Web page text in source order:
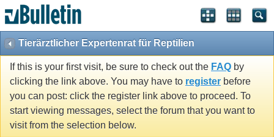
Tierärztlicher Expertenrat für Reptilien
If this is your first visit, be sure to check out the FAQ by
clicking the link above. You may have to register before
you can post: click the register link above to proceed. To
start viewing messages, select the forum that you want to
visit from the selection below.